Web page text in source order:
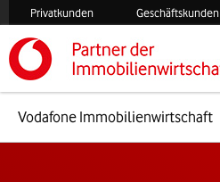
Privatkunden Geschäftskunden
Vodafone Immobilienwirtschaft